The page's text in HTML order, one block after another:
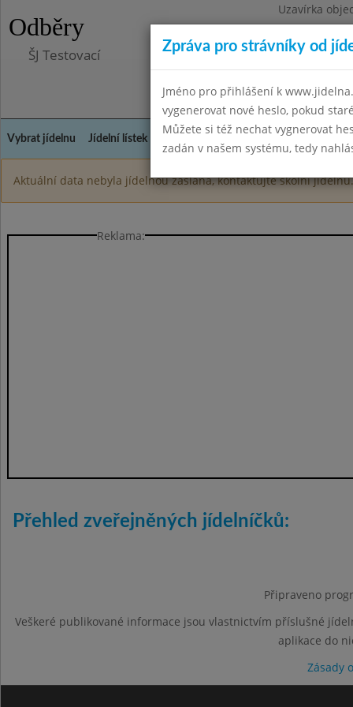
Odběry
Uzavírka
ŠJ Testovací
Vybrat jídelnu Jídelní lístek Kontakty a informace
Aktuální data nebyla jídelnou zaslána, kontaktujte školní jídelnu.
Reklama:
Přehled zveřejněných jídelníčků:
Připraveno
Veškeré publikované informace jsou vlastnictvím příslušné
aplikace do
Zásady
Zpráva pro strávníky od
Jméno pro přihlášení k
vygenerovat nové heslo, pokud
Můžete si též nechat vygnerovat
zadán v našem systému, tedy